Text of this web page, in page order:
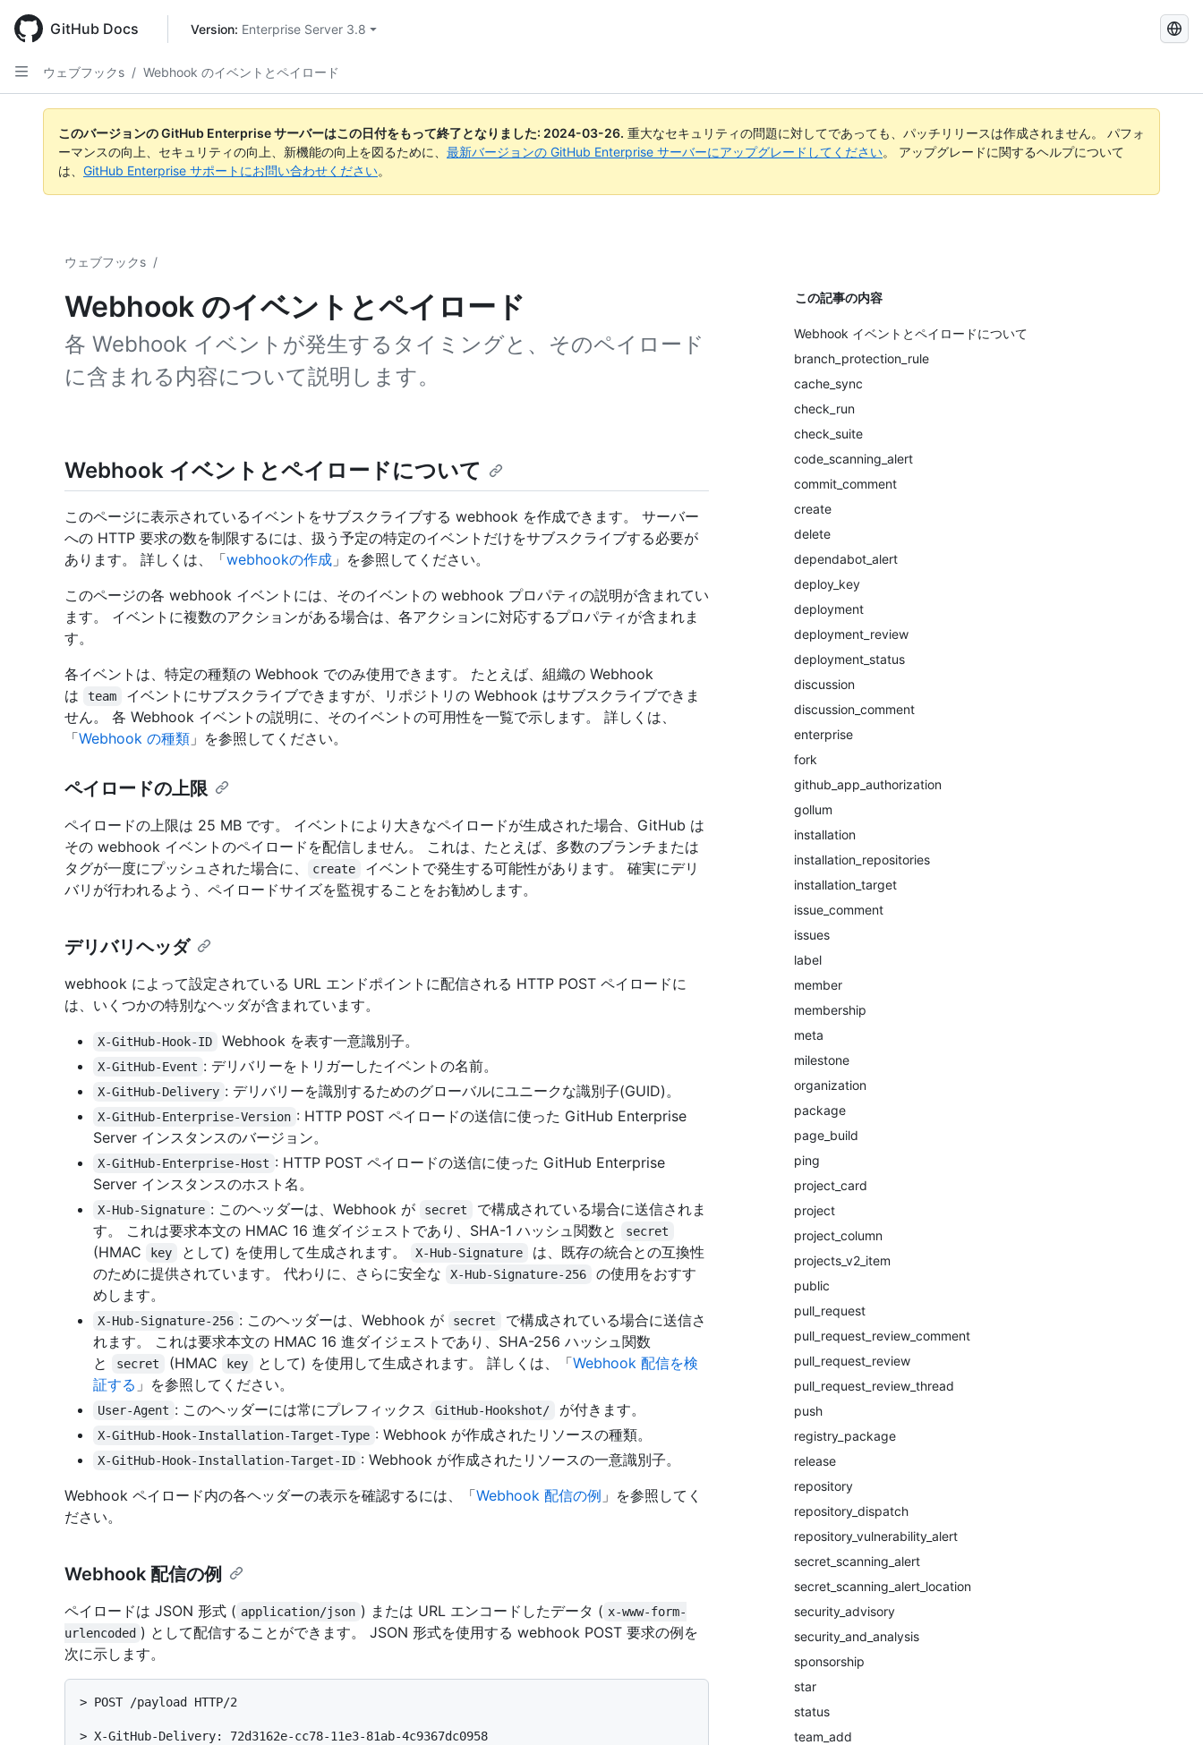
main
content
GitHub Docs Version: Enterprise Server 3.8
GitHub
検
索
ウェブフックs / Webhook のイベントとペイロード
このバージョンの GitHub Enterprise サーバーはこの日付をもって終了となりました: 2024-03-26. 重大なセキュリティの問題に対してであっても、パッチリリースは作成されません。 パフォ
ーマンスの向上、セキュリティの向上、新機能の向上を図るために、 最新バージョンの GitHub Enterprise サーバーにアップグレードしてください。 アップグレードに関するヘルプについて
は、 GitHub Enterprise サポートにお問い合わせください。
ウェブフックs /
Webhook のイベントとペイロード
各 Webhook イベントが発生するタイミングと、そのペイロード
に含まれる内容について説明します。
この記事の内容
Webhook イベントとペイロードについて
branch_protection_rule
cache_sync
check_run
check_suite
code_scanning_alert
commit_comment
create
delete
dependabot_alert
deploy_key
deployment
deployment_review
deployment_status
discussion
discussion_comment
enterprise
fork
github_app_authorization
gollum
installation
installation_repositories
installation_target
issue_comment
issues
label
member
membership
meta
milestone
organization
package
page_build
ping
project_card
project
project_column
projects_v2_item
public
pull_request
pull_request_review_comment
pull_request_review
pull_request_review_thread
push
registry_package
release
repository
repository_dispatch
repository_vulnerability_alert
secret_scanning_alert
secret_scanning_alert_location
security_advisory
security_and_analysis
sponsorship
star
status
team_add
Webhook イベントとペイロードについて
このページに表示されているイベントをサブスクライブする webhook を作成できます。 サーバー
への HTTP 要求の数を制限するには、扱う予定の特定のイベントだけをサブスクライブする必要が
あります。 詳しくは、「webhookの作成 」を参照してください。
このページの各 webhook イベントには、そのイベントの webhook プロパティの説明が含まれてい
ます。 イベントに複数のアクションがある場合は、各アクションに対応するプロパティが含まれま
す。
各イベントは、特定の種類の Webhook でのみ使用できます。 たとえば、組織の Webhook
は
team
イベントにサブスクライブできますが、リポジトリの Webhook はサブスクライブできま
せん。 各 Webhook イベントの説明に、そのイベントの可用性を一覧で示します。 詳しくは、
「Webhook の種類 」を参照してください。
ペイロードの上限
ペイロードの上限は 25 MB です。 イベントにより大きなペイロードが生成された場合、GitHub は
その webhook イベントのペイロードを配信しません。 これは、たとえば、多数のブランチまたは
タグが一度にプッシュされた場合に、
create
イベントで発生する可能性があります。 確実にデリ
バリが行われるよう、ペイロードサイズを監視することをお勧めします。
デリバリヘッダ
webhook によって設定されている URL エンドポイントに配信される HTTP POST ペイロードに
は、いくつかの特別なヘッダが含まれています。
X-GitHub-Hook-ID Webhook を表す一意識別子。
X-GitHub-Event : デリバリーをトリガーしたイベントの名前。
X-GitHub-Delivery : デリバリーを識別するためのグローバルにユニークな識別子(GUID)。
X-GitHub-Enterprise-Version : HTTP POST ペイロードの送信に使った GitHub Enterprise
Server インスタンスのバージョン。
X-GitHub-Enterprise-Host : HTTP POST ペイロードの送信に使った GitHub Enterprise
Server インスタンスのホスト名。
X-Hub-Signature : このヘッダーは、Webhook が secret
で構成されている場合に送信されま
す。 これは要求本文の HMAC 16 進ダイジェストであり、SHA-1 ハッシュ関数と
secret
(HMAC key として) を使用して生成されます。 X-Hub-Signature
は、既存の統合との互換性
のために提供されています。 代わりに、さらに安全な
X-Hub-Signature-256
の使用をおすす
めします。
X-Hub-Signature-256 : このヘッダーは、Webhook が secret
で構成されている場合に送信さ
れます。 これは要求本文の HMAC 16 進ダイジェストであり、SHA-256 ハッシュ関数
と
secret (HMAC key として) を使用して生成されます。 詳しくは、「Webhook 配信を検
証する 」を参照してください。
User-Agent : このヘッダーには常にプレフィックス GitHub-Hookshot/ が付きます。
X-GitHub-Hook-Installation-Target-Type : Webhook が作成されたリソースの種類。
X-GitHub-Hook-Installation-Target-ID : Webhook が作成されたリソースの一意識別子。
Webhook ペイロード内の各ヘッダーの表示を確認するには、「Webhook 配信の例 」を参照してく
ださい。
Webhook 配信の例
ペイロードは JSON 形式 ( application/json ) または URL エンコードしたデータ ( x-www-form-
urlencoded ) として配信することができます。 JSON 形式を使用する webhook POST 要求の例を
次に示します。
> POST /payload HTTP/2
> X-GitHub-Delivery: 72d3162e-cc78-11e3-81ab-4c9367dc0958